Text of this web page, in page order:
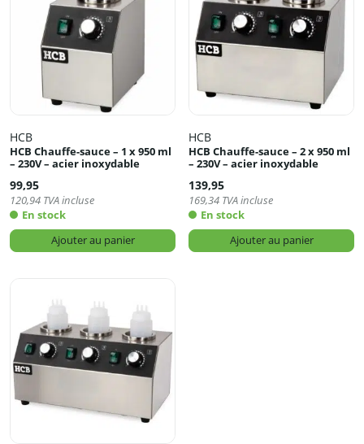
HCB
HCB Chauffe-sauce – 1 x 950 ml
– 230V – acier inoxydable
99,95
120,94 TVA incluse
En stock
Ajouter au panier
HCB
HCB Chauffe-sauce – 2 x 950 ml
– 230V – acier inoxydable
139,95
169,34 TVA incluse
En stock
Ajouter au panier